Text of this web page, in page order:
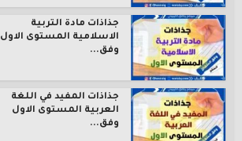
جذاذات مادة التربية
الاسلامية المستوى الاول
وفق...
جذاذات المفيد في اللغة
العربية المستوى الاول
وفق...